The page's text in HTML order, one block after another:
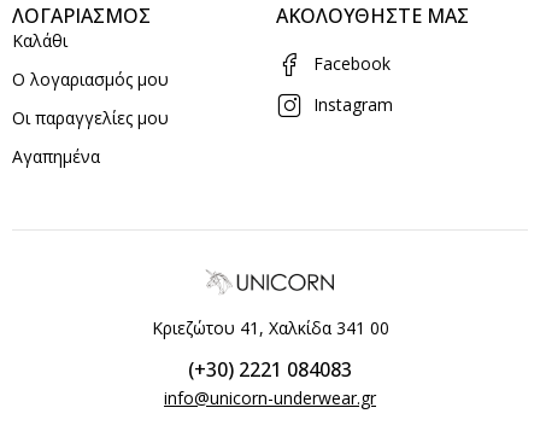
ΛΟΓΑΡΙΑΣΜΟΣ
Καλάθι
Ο λογαριασμός μου
Οι παραγγελίες μου
Αγαπημένα
ΑΚΟΛΟΥΘΗΣΤΕ ΜΑΣ
Facebook
Instagram
Κριεζώτου 41, Χαλκίδα 341 00
(+30) 2221 084083
info@unicorn-underwear.gr